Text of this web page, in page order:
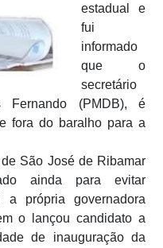
estadual e
fui
informado
que o
secretário
(PMDB), é
fora do baralho para a
São José de Ribamar
ainda para evitar
a própria governadora
o lançou candidato a
de inauguração da